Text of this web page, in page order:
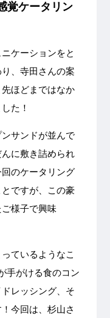
覚ケータリン
ケーションをと
、寺田さんの案
ほどまではなか
た！
サンドが並んで
に敷き詰められ
のケータリング
ですが、この豪
様子で興味
ているようなこ
手がける食のコン
レッシング、そ
今回は、杉山さ